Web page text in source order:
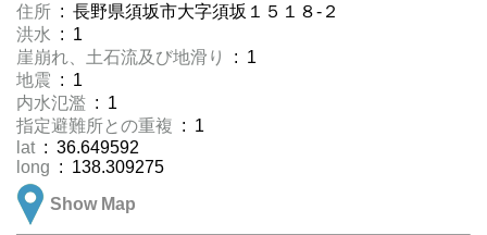
住所 : 長野県須坂市大字須坂１５１８-２
洪水
: 1
崖崩れ、土石流及び地滑り
: 1
地震 : 1
内水氾濫 : 1
指定避難所との重複 : 1
lat : 36.649592
long : 138.309275
Show Map